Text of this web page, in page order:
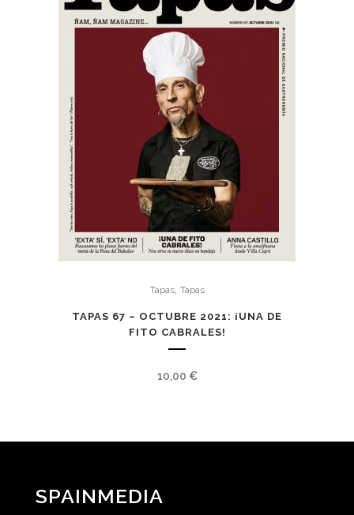
Tapas, Tapas
TAPAS 67 – OCTUBRE 2021: ¡UNA DE
FITO CABRALES!
10,00 €
SPAINMEDIA